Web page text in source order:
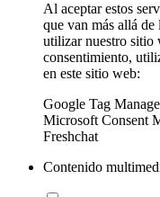
Al aceptar estos
que van más allá
utilizar nuestro sitio
consentimiento,
en este sitio web:
Google Tag
Microsoft Consent
Freshchat
Contenido